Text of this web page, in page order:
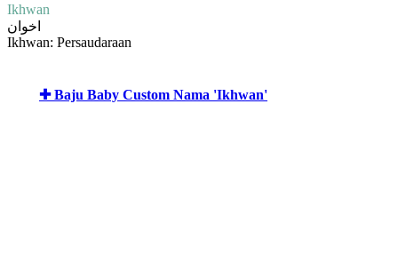
Ikhwan
اخوان
Ikhwan: Persaudaraan
✚ Baju Baby Custom Nama 'Ikhwan'